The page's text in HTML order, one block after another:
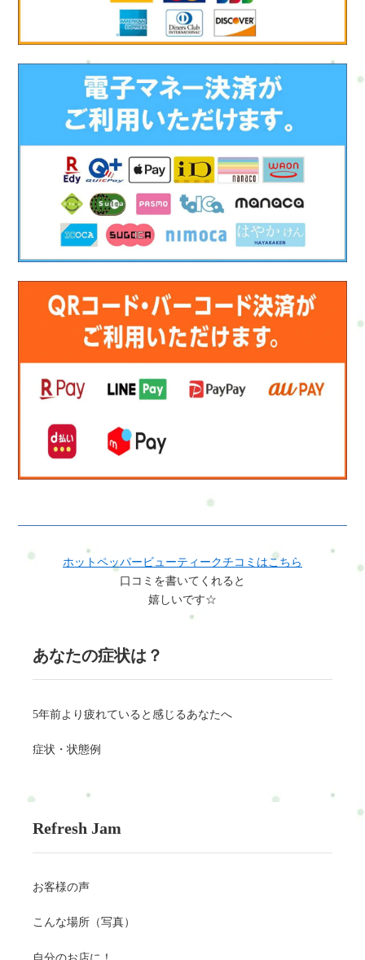
ホットペッパービューティークチコミはこちら
口コミを書いてくれると
嬉しいです☆
あなたの症状は？
5年前より疲れていると感じるあなたへ
症状・状態例
Refresh Jam
お客様の声
こんな場所（写真）
自分のお店に！